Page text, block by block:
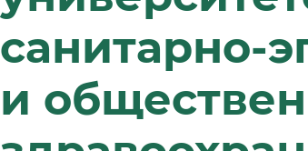
санитарно-
и